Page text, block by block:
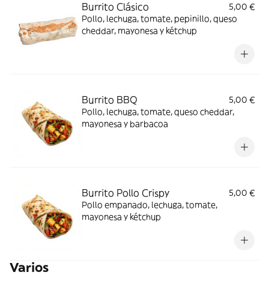
Burrito Clásico
5,00 €
Pollo, lechuga, tomate, pepinillo, queso
cheddar, mayonesa y kétchup
Burrito BBQ
5,00 €
Pollo, lechuga, tomate, queso cheddar,
mayonesa y barbacoa
Burrito Pollo Crispy
5,00 €
Pollo empanado, lechuga, tomate,
mayonesa y kétchup
Varios